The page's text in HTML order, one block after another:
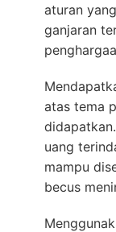
aturan
ganjaran
atas tema
uang
mampu
becus